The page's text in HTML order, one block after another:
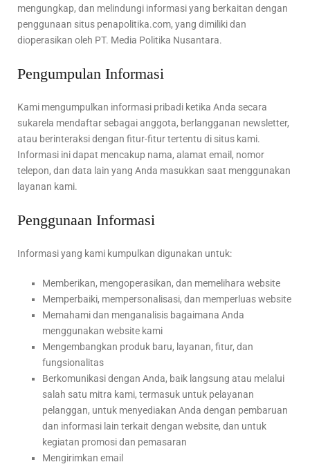
mengungkap, dan melindungi informasi yang berkaitan dengan
penggunaan situs penapolitika.com, yang dimiliki dan
dioperasikan oleh PT. Media Politika Nusantara.
Pengumpulan Informasi
Kami mengumpulkan informasi pribadi ketika Anda secara
sukarela mendaftar sebagai anggota, berlangganan newsletter,
atau berinteraksi dengan fitur-fitur tertentu di situs kami.
Informasi ini dapat mencakup nama, alamat email, nomor
telepon, dan data lain yang Anda masukkan saat menggunakan
layanan kami.
Penggunaan Informasi
Informasi yang kami kumpulkan digunakan untuk:
Memberikan, mengoperasikan, dan memelihara website
Memperbaiki, mempersonalisasi, dan memperluas website
Memahami dan menganalisis bagaimana Anda
menggunakan website kami
Mengembangkan produk baru, layanan, fitur, dan
fungsionalitas
Berkomunikasi dengan Anda, baik langsung atau melalui
salah satu mitra kami, termasuk untuk pelayanan
pelanggan, untuk menyediakan Anda dengan pembaruan
dan informasi lain terkait dengan website, dan untuk
kegiatan promosi dan pemasaran
Mengirimkan email